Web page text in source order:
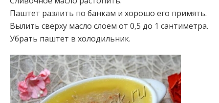
Паштет разлить по банкам и хорошо его примять.
Вылить сверху масло слоем от 0,5 до 1 сантиметра.
Убрать паштет в холодильник.